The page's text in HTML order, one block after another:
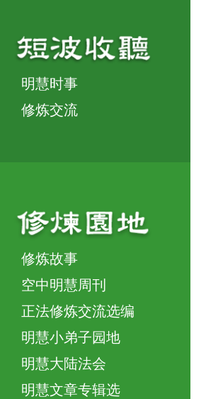
明慧时事
修炼交流
修炼故事
空中明慧周刊
正法修炼交流选编
明慧小弟子园地
明慧大陆法会
明慧文章专辑选